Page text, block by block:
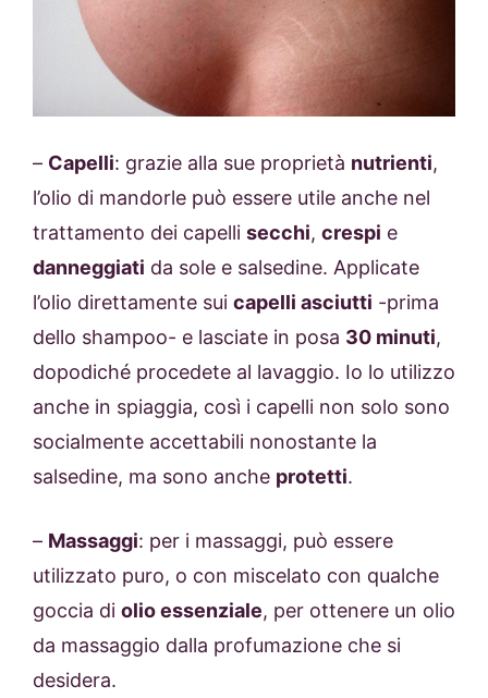
– Capelli: grazie alla sue proprietà nutrienti,
l’olio di mandorle può essere utile anche nel
trattamento dei capelli secchi, crespi e
danneggiati da sole e salsedine. Applicate
l’olio direttamente sui capelli asciutti -prima
dello shampoo- e lasciate in posa 30 minuti,
dopodiché procedete al lavaggio. Io lo utilizzo
anche in spiaggia, così i capelli non solo sono
socialmente accettabili nonostante la
salsedine, ma sono anche protetti.
– Massaggi: per i massaggi, può essere
utilizzato puro, o con miscelato con qualche
goccia di olio essenziale, per ottenere un olio
da massaggio dalla profumazione che si
desidera.